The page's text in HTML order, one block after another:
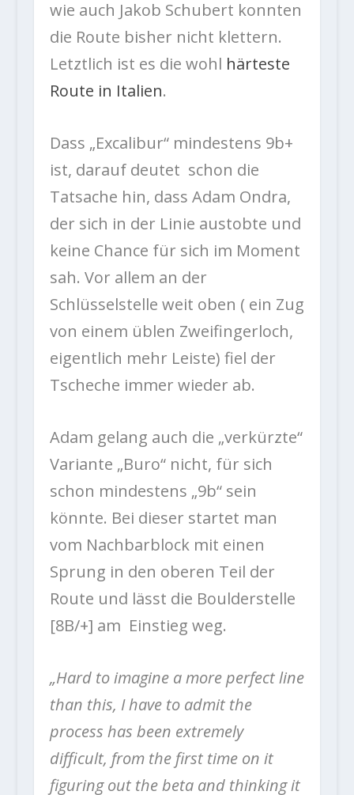
wie auch Jakob Schubert konnten
die Route bisher nicht klettern.
Letztlich ist es die wohl härteste
Route in Italien.
Dass „Excalibur“ mindestens 9b+
ist, darauf deutet schon die
Tatsache hin, dass Adam Ondra,
der sich in der Linie austobte und
keine Chance für sich im Moment
sah. Vor allem an der
Schlüsselstelle weit oben ( ein Zug
von einem üblen Zweifingerloch,
eigentlich mehr Leiste) fiel der
Tscheche immer wieder ab.
Adam gelang auch die „verkürzte“
Variante „Buro“ nicht, für sich
schon mindestens „9b“ sein
könnte. Bei dieser startet man
vom Nachbarblock mit einen
Sprung in den oberen Teil der
Route und lässt die Boulderstelle
[8B/+] am Einstieg weg.
„Hard to imagine a more perfect line
than this, I have to admit the
process has been extremely
difficult, from the first time on it
figuring out the beta and thinking it